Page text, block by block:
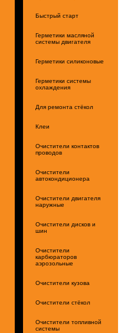
Быстрый старт
Герметики масляной
системы двигателя
Герметики силиконовые
Герметики системы
охлаждения
Для ремонта стёкол
Клеи
Очистители контактов
проводов
Очистители
автокондиционера
Очистители двигателя
наружные
Очистители дисков и
шин
Очистители
карбюраторов
аэрозольные
Очистители кузова
Очистители стёкол
Очистители топливной
системы